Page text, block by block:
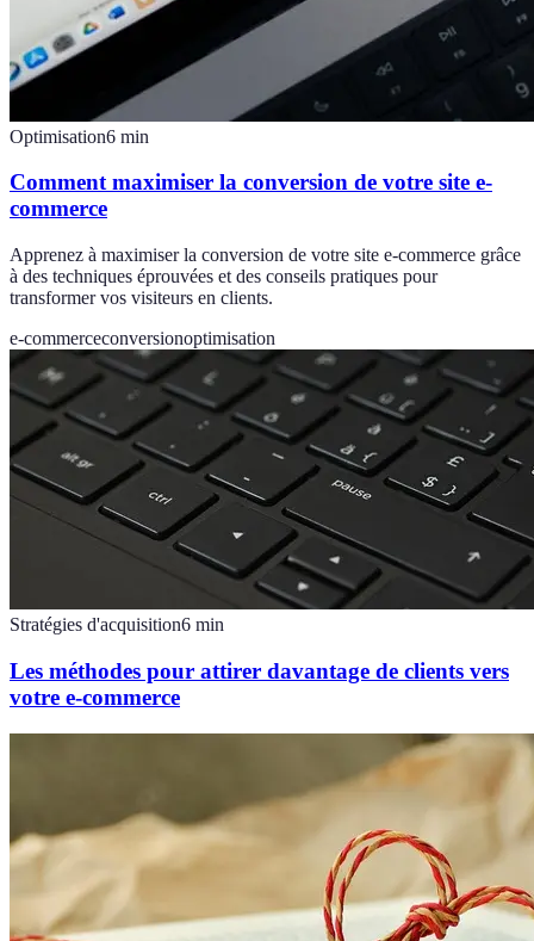
Optimisation6 min
Comment maximiser la conversion de votre site e-
commerce
Apprenez à maximiser la conversion de votre site e-commerce grâce
à des techniques éprouvées et des conseils pratiques pour
transformer vos visiteurs en clients.
e-commerceconversionoptimisation
Stratégies d'acquisition6 min
Les méthodes pour attirer davantage de clients vers
votre e-commerce